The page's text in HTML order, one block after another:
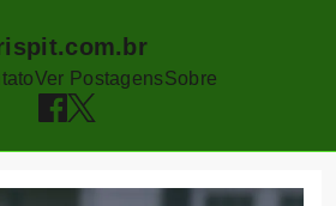
Ver PostagensSobre